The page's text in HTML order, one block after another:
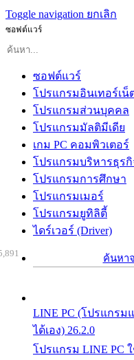
Toggle navigation ยกเลิก
ซอฟต์แวร์
ซอฟต์แวร์
โปรแกรมอินเทอร์เน็
โปรแกรมส่วนบุคคล
โปรแกรมมัลติมีเดีย
เกม PC คอมพิวเตอร์
โปรแกรมบริหารธุรกิ
โปรแกรมการศึกษา
โปรแกรมเมอร์
โปรแกรมยูทิลิตี้
ไดร์เวอร์ (Driver)
ค้นหา
LINE PC (โปรแกร
ได้เอง) 26.2.0
โปรแกรม LINE PC